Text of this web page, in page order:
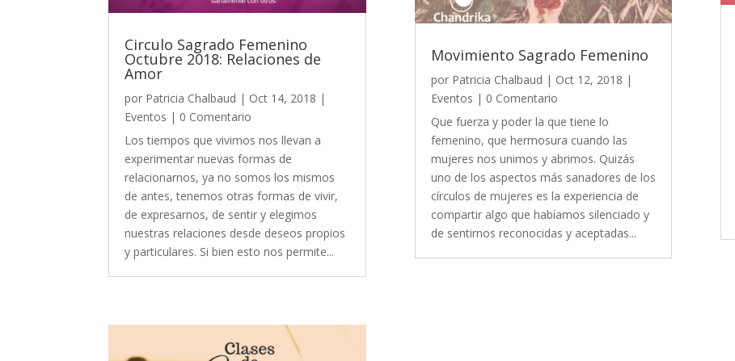
Circulo Sagrado Femenino
Octubre 2018: Relaciones de
Amor
por Patricia Chalbaud | Oct 14, 2018 |
Eventos | 0 Comentario
Los tiempos que vivimos nos llevan a
experimentar nuevas formas de
relacionarnos, ya no somos los mismos
de antes, tenemos otras formas de vivir,
de expresarnos, de sentir y elegimos
nuestras relaciones desde deseos propios
y particulares. Si bien esto nos permite...
Movimiento Sagrado Femenino
por Patricia Chalbaud | Oct 12, 2018 |
Eventos | 0 Comentario
Que fuerza y poder la que tiene lo
femenino, que hermosura cuando las
mujeres nos unimos y abrimos. Quizás
uno de los aspectos más sanadores de los
círculos de mujeres es la experiencia de
compartir algo que habíamos silenciado y
de sentirnos reconocidas y aceptadas...